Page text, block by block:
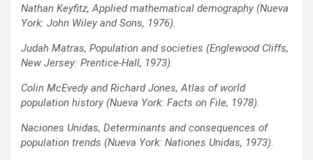
Nathan Keyfitz, Applied mathematical demography (Nueva
York: John Wiley and Sons, 1976).
Judah Matras, Population and societies (Englewood Cliffs,
New Jersey: Prentice-Hall, 1973).
Colin McEvedy and Richard Jones, Atlas of world
population history (Nueva York: Facts on File, 1978).
Naciones Unidas, Determinants and consequences of
population trends (Nueva York: Nationes Unidas, 1973).